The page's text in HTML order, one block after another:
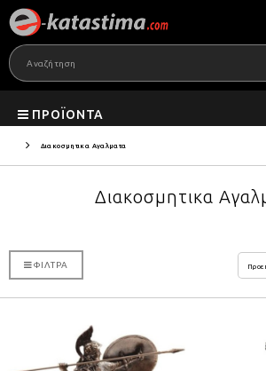
ΠΡΟΪΌΝΤΑ
Διακοσμητικα Αγαλματα
Διακοσμητικα
ΦΊΛΤΡΑ